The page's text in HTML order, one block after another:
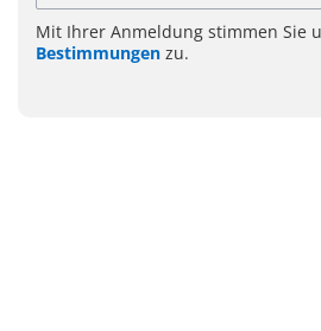
Mit Ihrer Anmeldung stimmen Sie
Bestimmungen zu.